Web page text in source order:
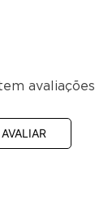
avaliações